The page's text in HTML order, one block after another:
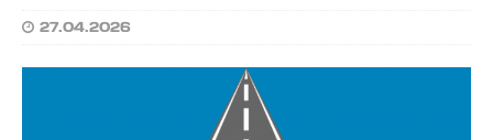
27.04.2026